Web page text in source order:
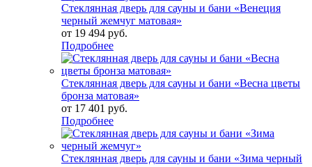
Стеклянная дверь для сауны и бани «Венеция
черный жемчуг матовая»
от 19 494 руб.
Подробнее
Стеклянная дверь для сауны и бани «Весна цветы
бронза матовая»
от 17 401 руб.
Подробнее
Стеклянная дверь для сауны и бани «Зима черный